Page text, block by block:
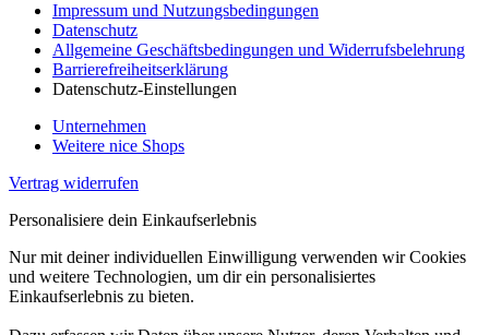
Impressum und Nutzungsbedingungen
Datenschutz
Allgemeine Geschäftsbedingungen und Widerrufsbelehrung
Barrierefreiheitserklärung
Datenschutz-Einstellungen
Unternehmen
Weitere nice Shops
Vertrag widerrufen
Personalisiere dein Einkaufserlebnis
Nur mit deiner individuellen Einwilligung verwenden wir Cookies
und weitere Technologien, um dir ein personalisiertes
Einkaufserlebnis zu bieten.